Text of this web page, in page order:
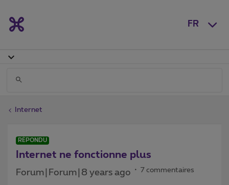
FR
Internet
RÉPONDU
Internet ne fonctionne plus
Forum|Forum|8 years ago 7 commentaires